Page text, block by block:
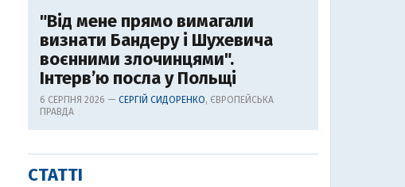
"Від мене прямо вимагали
визнати Бандеру і Шухевича
воєнними злочинцями".
Інтерв’ю посла у Польщі
6 СЕРПНЯ 2026 — СЕРГІЙ СИДОРЕНКО, ЄВРОПЕЙСЬКА
ПРАВДА
СТАТТІ